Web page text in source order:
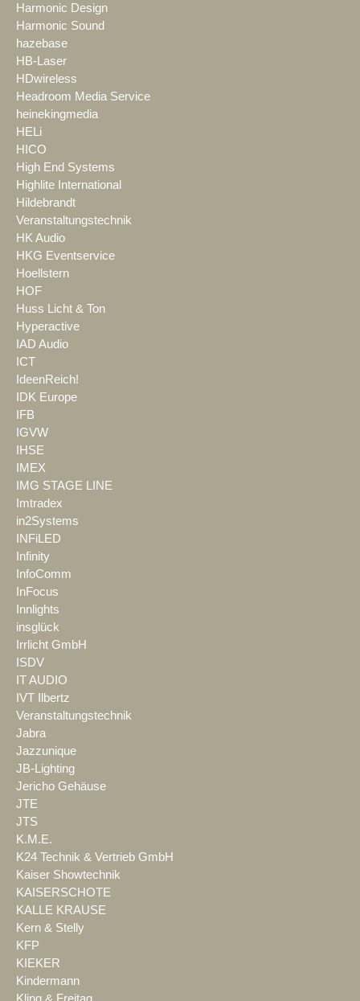
Harmonic Design
Harmonic Sound
hazebase
HB-Laser
HDwireless
Headroom Media Service
heinekingmedia
HELi
HICO
High End Systems
Highlite International
Hildebrandt
Veranstaltungstechnik
HK Audio
HKG Eventservice
Hoellstern
HOF
Huss Licht & Ton
Hyperactive
IAD Audio
ICT
IdeenReich!
IDK Europe
IFB
IGVW
IHSE
IMEX
IMG STAGE LINE
Imtradex
in2Systems
INFiLED
Infinity
InfoComm
InFocus
Innlights
insglück
Irrlicht GmbH
ISDV
IT AUDIO
IVT Ilbertz
Veranstaltungstechnik
Jabra
Jazzunique
JB-Lighting
Jericho Gehäuse
JTE
JTS
K.M.E.
K24 Technik & Vertrieb GmbH
Kaiser Showtechnik
KAISERSCHOTE
KALLE KRAUSE
Kern & Stelly
KFP
KIEKER
Kindermann
Kling & Freitag